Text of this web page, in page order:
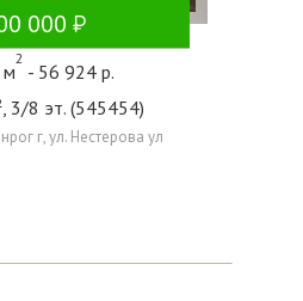
000
м
2
- 56 924 р.
3/8 эт. (545454)
г, ул. Нестерова ул